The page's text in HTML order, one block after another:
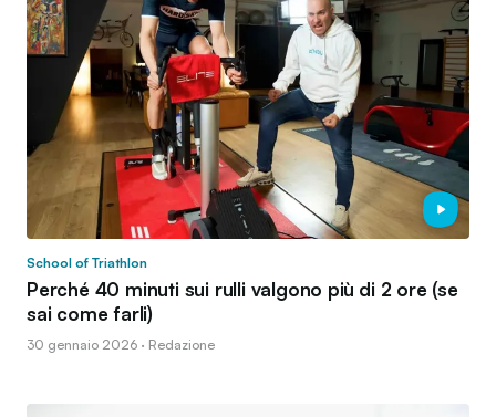
School of Triathlon
Perché 40 minuti sui rulli valgono più di 2 ore (se
sai come farli)
30 gennaio 2026 · Redazione